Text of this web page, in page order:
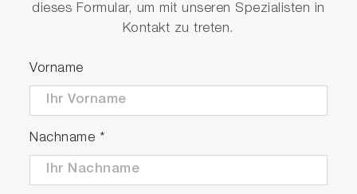
dieses Formular, um mit unseren Spezialisten in
Kontakt zu treten.
Vorname
Nachname *